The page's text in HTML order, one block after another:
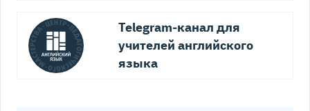
Telegram-канал для
учителей английского
языка